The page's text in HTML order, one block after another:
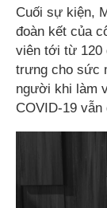
Cuối sự kiện,
đoàn kết của
viên tới từ 120
trưng cho sức
người khi làm
COVID-19 vẫn